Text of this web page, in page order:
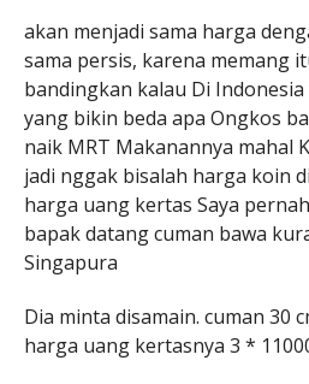
akan menjadi sama harga
sama persis, karena memang
bandingkan kalau Di
yang bikin beda apa Ongkos
naik MRT Makanannya mahal
jadi nggak bisalah harga koin
harga uang kertas Saya
bapak datang cuman bawa
Singapura
Dia minta disamain. cuman 30
harga uang kertasnya 3 *